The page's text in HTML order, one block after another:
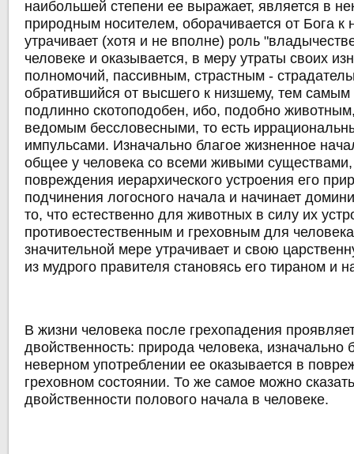
наибольшей степени ее выражает, является в
природным носителем, оборачивается от Бога к
утрачивает (хотя и не вполне) роль
человеке и оказывается, в меру утраты своих
полномочий, пассивным, страстным -
обратившийся от высшего к низшему, тем самым
подлинно скотоподобен, ибо, подобно
ведомым бессловесными, то есть
импульсами. Изначально благое жизненное
общее у человека со всеми живыми существами,
повреждения иерархического устроения его
подчинения логосного начала и начинает
то, что естественно для животных в силу их
противоестественным и греховным для
значительной мере утрачивает и свою
из мудрого правителя становясь его тираном и
В жизни человека после грехопадения
двойственность: природа человека, изначально
неверном употреблении ее оказывается в
греховном состоянии. То же самое можно
двойственности полового начала в человеке.